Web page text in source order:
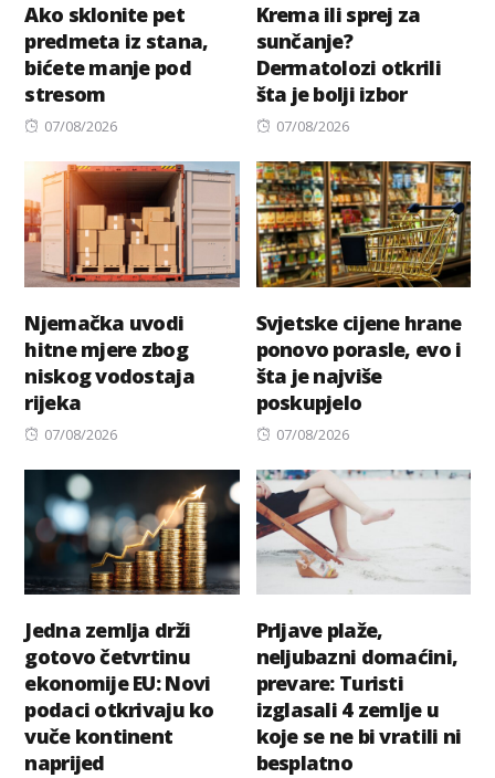
Ako sklonite pet
predmeta iz stana,
bićete manje pod
stresom
Posted
07/08/2026
Krema ili sprej za
sunčanje?
Dermatolozi otkrili
šta je bolji izbor
Posted
07/08/2026
Njemačka uvodi
hitne mjere zbog
niskog vodostaja
rijeka
Posted
07/08/2026
Svjetske cijene hrane
ponovo porasle, evo i
šta je najviše
poskupjelo
Posted
07/08/2026
Jedna zemlja drži
gotovo četvrtinu
ekonomije EU: Novi
podaci otkrivaju ko
vuče kontinent
naprijed
Prljave plaže,
neljubazni domaćini,
prevare: Turisti
izglasali 4 zemlje u
koje se ne bi vratili ni
besplatno